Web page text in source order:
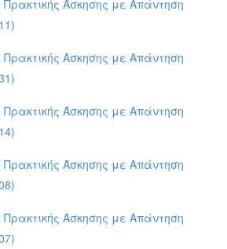
Άσκησης με Απάντηση
Άσκησης με Απάντηση
Άσκησης με Απάντηση
Άσκησης με Απάντηση
Άσκησης με Απάντηση